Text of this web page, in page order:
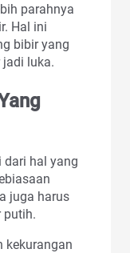
parahnya
Hal ini
bibir yang
luka.
dari hal yang
juga harus
putih.
kekurangan